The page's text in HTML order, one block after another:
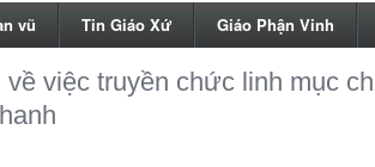
vũ Tin Giáo Xứ Giáo Phận Vinh
việc truyền chức linh mục